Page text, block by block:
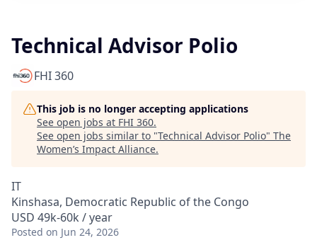
Technical Advisor Polio
FHI 360
This job is no longer accepting applications
See open jobs at FHI 360.
See open jobs similar to "Technical Advisor Polio" The
Women’s Impact Alliance.
IT
Kinshasa, Democratic Republic of the Congo
USD 49k-60k / year
Posted on Jun 24, 2026